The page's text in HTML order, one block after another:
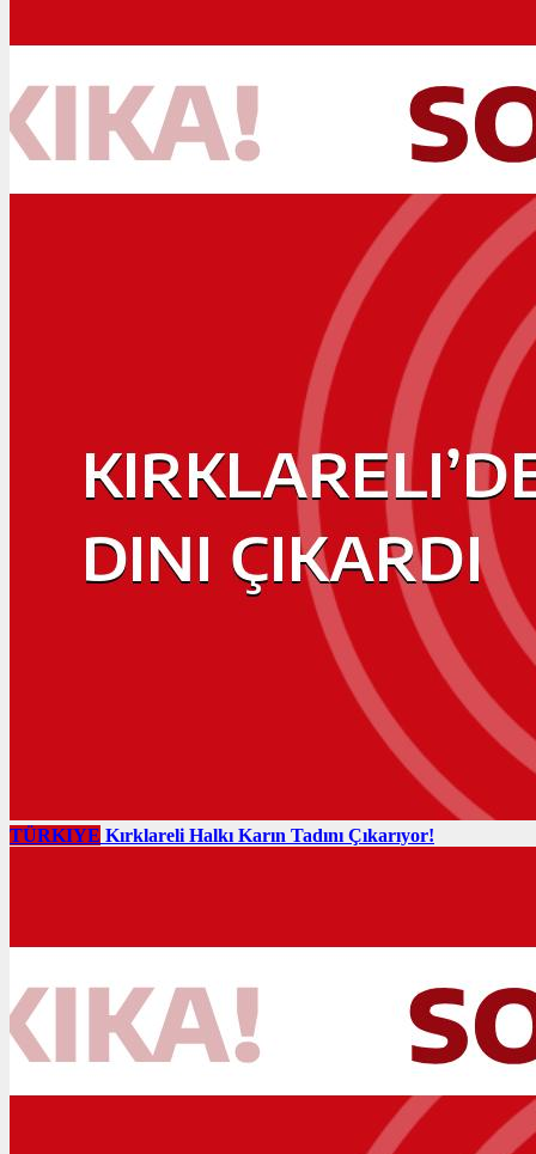
TÜRKIYE Kırklareli Halkı Karın Tadını Çıkarıyor!